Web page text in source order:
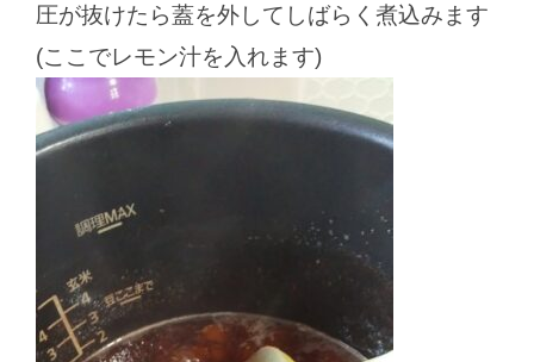
圧が抜けたら蓋を外してしばらく煮込みます
(ここでレモン汁を入れます)